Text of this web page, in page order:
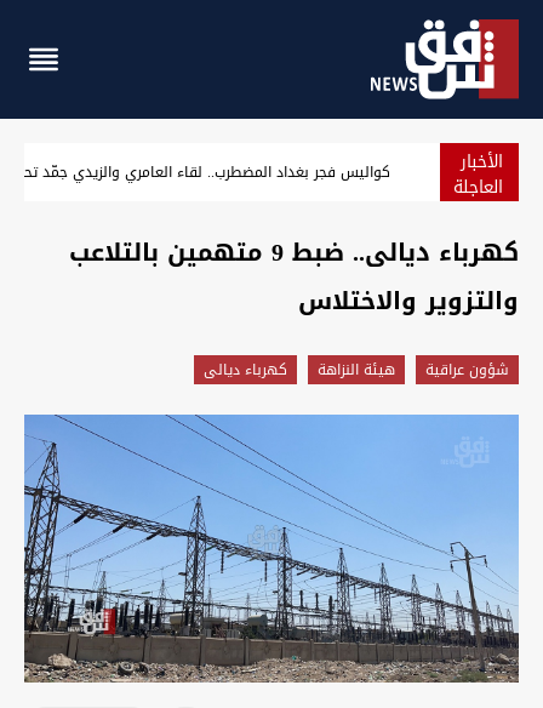
الأخبار
العاجلة الإطاحة بـ"أصحاب سوابق" وثلاثة متهمين بغرق شاب في بغداد
كهرباء ديالى.. ضبط 9 متهمين بالتلاعب
والتزوير والاختلاس
شؤون عراقية هيئة النزاهة كهرباء ديالى